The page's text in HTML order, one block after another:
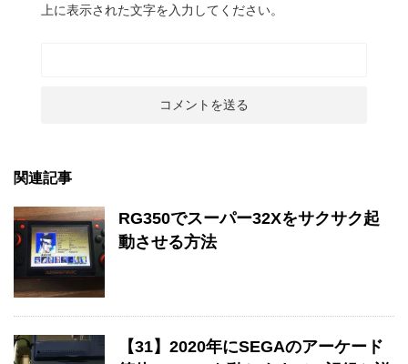
上に表示された文字を入力してください。
関連記事
RG350でスーパー32Xをサクサク起
動させる方法
【31】2020年にSEGAのアーケード